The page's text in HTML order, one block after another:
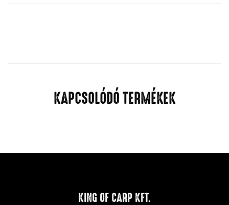
KAPCSOLÓDÓ TERMÉKEK
KING OF CARP KFT.